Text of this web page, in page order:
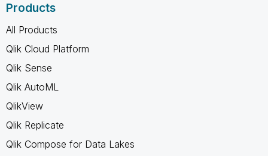
Products
All Products
Qlik Cloud Platform
Qlik Sense
Qlik AutoML
QlikView
Qlik Replicate
Qlik Compose for Data Lakes